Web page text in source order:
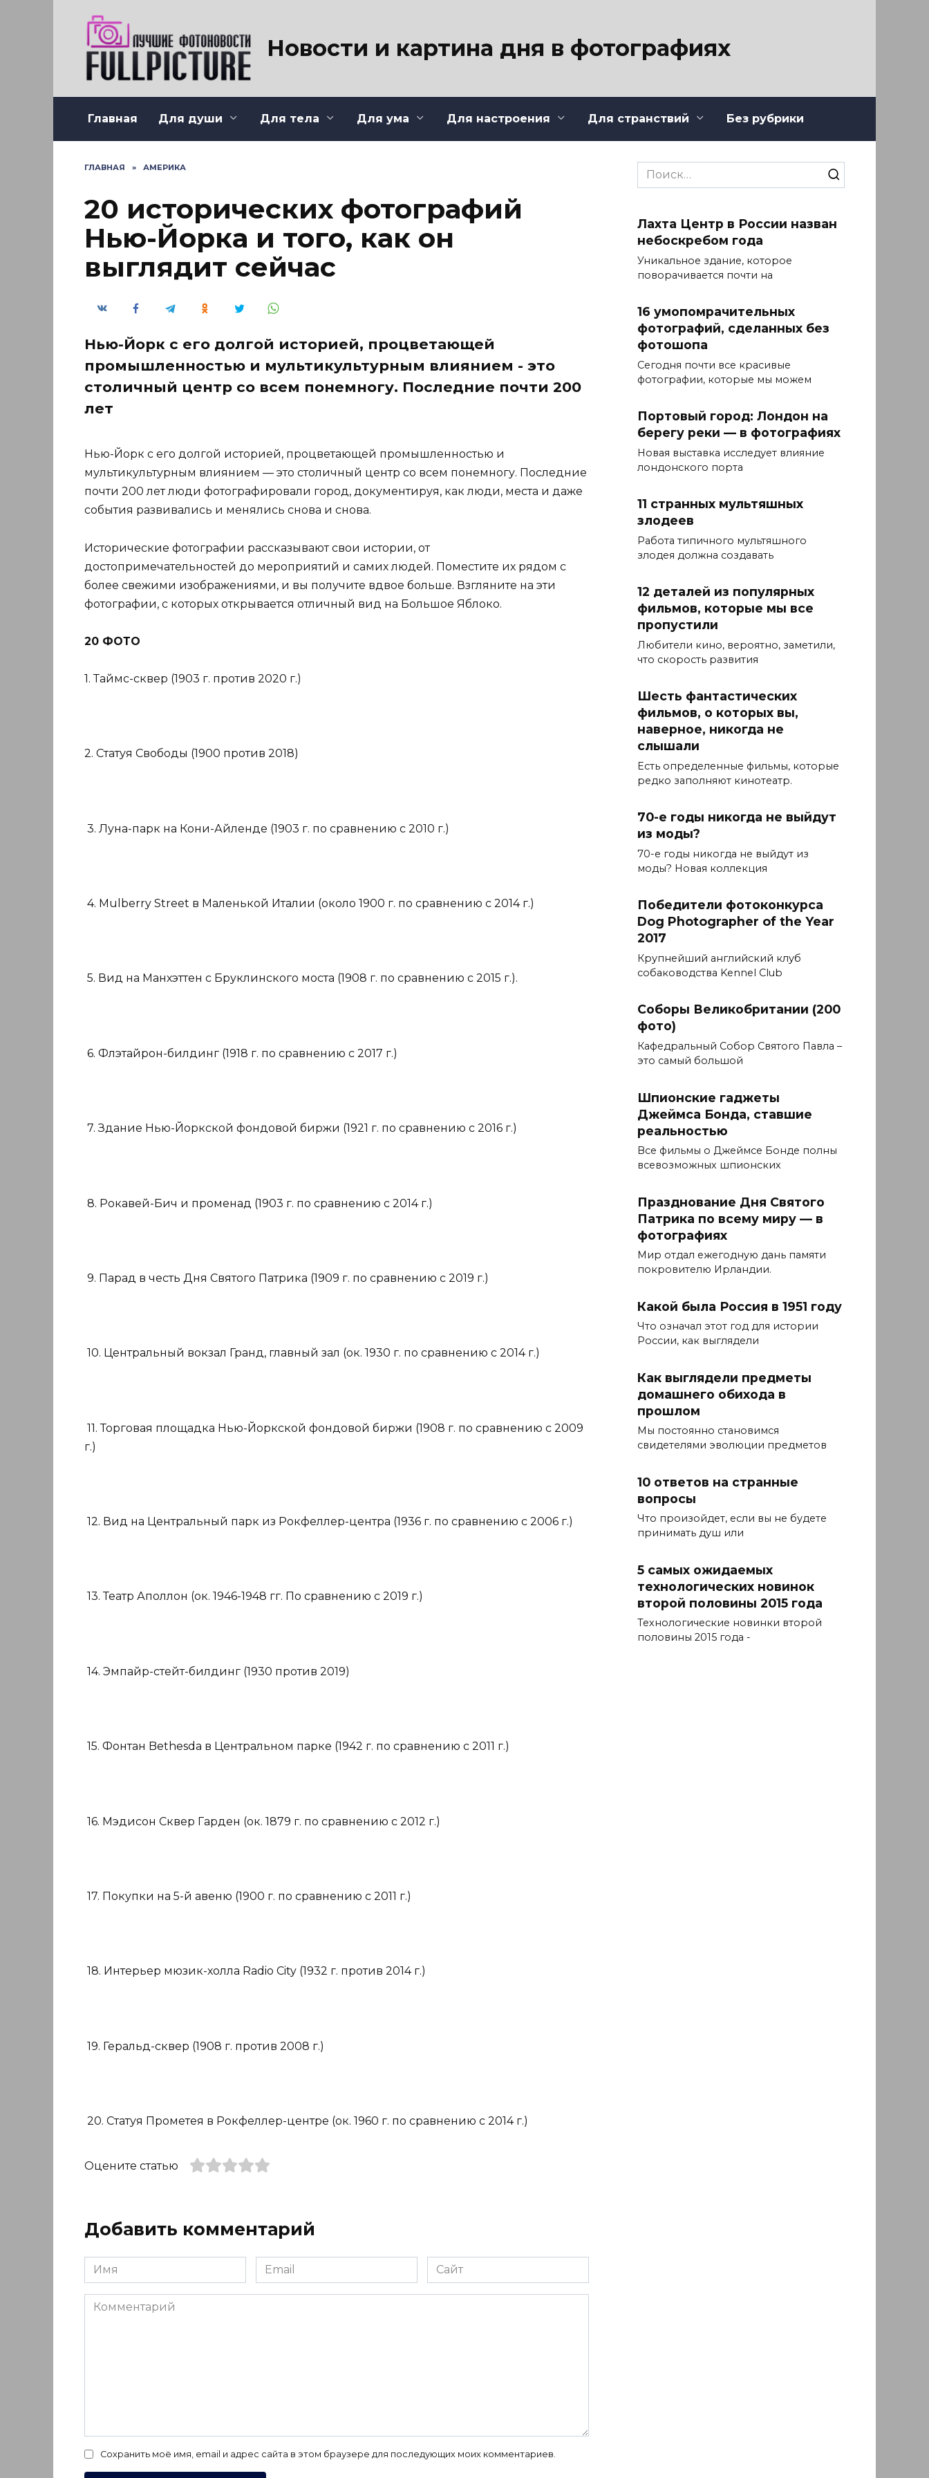
Новости и картина дня в фотографиях
Главная Для души Для тела Для ума Для настроения Для странствий Без рубрики
ГЛАВНАЯ » АМЕРИКА
20 исторических фотографий
Нью-Йорка и того, как он
выглядит сейчас
Нью-Йорк с его долгой историей, процветающей
промышленностью и мультикультурным влиянием - это
столичный центр со всем понемногу. Последние почти 200
лет
Нью-Йорк с его долгой историей, процветающей промышленностью и
мультикультурным влиянием — это столичный центр со всем понемногу. Последние
почти 200 лет люди фотографировали город, документируя, как люди, места и даже
события развивались и менялись снова и снова.
Исторические фотографии рассказывают свои истории, от
достопримечательностей до мероприятий и самих людей. Поместите их рядом с
более свежими изображениями, и вы получите вдвое больше. Взгляните на эти
фотографии, с которых открывается отличный вид на Большое Яблоко.
20 ФОТО
1. Таймс-сквер (1903 г. против 2020 г.)
2. Статуя Свободы (1900 против 2018)
3. Луна-парк на Кони-Айленде (1903 г. по сравнению с 2010 г.)
4. Mulberry Street в Маленькой Италии (около 1900 г. по сравнению с 2014 г.)
5. Вид на Манхэттен с Бруклинского моста (1908 г. по сравнению с 2015 г.).
6. Флэтайрон-билдинг (1918 г. по сравнению с 2017 г.)
7. Здание Нью-Йоркской фондовой биржи (1921 г. по сравнению с 2016 г.)
8. Рокавей-Бич и променад (1903 г. по сравнению с 2014 г.)
9. Парад в честь Дня Святого Патрика (1909 г. по сравнению с 2019 г.)
10. Центральный вокзал Гранд, главный зал (ок. 1930 г. по сравнению с 2014 г.)
11. Торговая площадка Нью-Йоркской фондовой биржи (1908 г. по сравнению с 2009
г.)
12. Вид на Центральный парк из Рокфеллер-центра (1936 г. по сравнению с 2006 г.)
13. Театр Аполлон (ок. 1946-1948 гг. По сравнению с 2019 г.)
14. Эмпайр-стейт-билдинг (1930 против 2019)
15. Фонтан Bethesda в Центральном парке (1942 г. по сравнению с 2011 г.)
16. Мэдисон Сквер Гарден (ок. 1879 г. по сравнению с 2012 г.)
17. Покупки на 5-й авеню (1900 г. по сравнению с 2011 г.)
18. Интерьер мюзик-холла Radio City (1932 г. против 2014 г.)
19. Геральд-сквер (1908 г. против 2008 г.)
20. Статуя Прометея в Рокфеллер-центре (ок. 1960 г. по сравнению с 2014 г.)
Оцените статью
Добавить комментарий
Имя
*
Email
*
Сайт
Комментарий
Сохранить моё имя, email и адрес сайта в этом браузере для последующих моих комментариев.
Search
for:
Лахта Центр в России назван
небоскребом года
Уникальное здание, которое
поворачивается почти на
16 умопомрачительных
фотографий, сделанных без
фотошопа
Сегодня почти все красивые
фотографии, которые мы можем
Портовый город: Лондон на
берегу реки — в фотографиях
Новая выставка исследует влияние
лондонского порта
11 странных мультяшных
злодеев
Работа типичного мультяшного
злодея должна создавать
12 деталей из популярных
фильмов, которые мы все
пропустили
Любители кино, вероятно, заметили,
что скорость развития
Шесть фантастических
фильмов, о которых вы,
наверное, никогда не
слышали
Есть определенные фильмы, которые
редко заполняют кинотеатр.
70-е годы никогда не выйдут
из моды?
70-е годы никогда не выйдут из
моды? Новая коллекция
Победители фотоконкурса
Dog Photographer of the Year
2017
Крупнейший английский клуб
собаководства Kennel Club
Соборы Великобритании (200
фото)
Кафедральный Собор Святого Павла –
это самый большой
Шпионские гаджеты
Джеймса Бонда, ставшие
реальностью
Все фильмы о Джеймсе Бонде полны
всевозможных шпионских
Празднование Дня Святого
Патрика по всему миру — в
фотографиях
Мир отдал ежегодную дань памяти
покровителю Ирландии.
Какой была Россия в 1951 году
Что означал этот год для истории
России, как выглядели
Как выглядели предметы
домашнего обихода в
прошлом
Мы постоянно становимся
свидетелями эволюции предметов
10 ответов на странные
вопросы
Что произойдет, если вы не будете
принимать душ или
5 самых ожидаемых
технологических новинок
второй половины 2015 года
Технологические новинки второй
половины 2015 года -